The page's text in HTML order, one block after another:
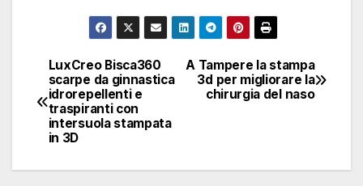
Navigazione
articoli
A Tampere la stampa
3d per migliorare la
chirurgia del naso
LuxCreo Bisca360
scarpe da ginnastica
idrorepellenti e
traspiranti con
intersuola stampata
in 3D